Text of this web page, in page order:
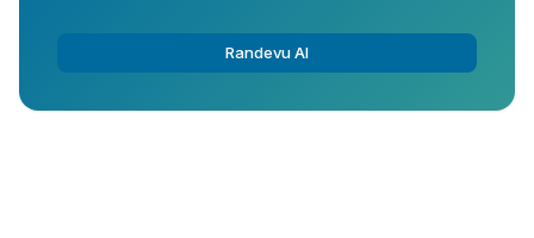
Randevu Al